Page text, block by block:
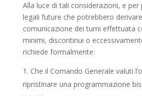
Alla luce di tali considerazioni, e per
legali future che potrebbero
comunicazione dei turni effettuata
minimi, discontinui o
richiede formalmente:
Che il Comando Generale valuti
ripristinare una programmazione